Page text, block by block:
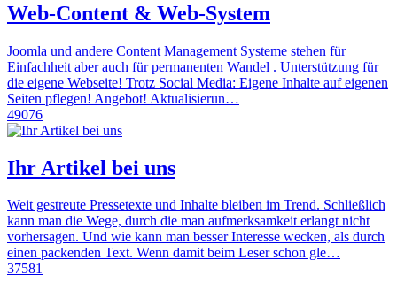
Web-Content & Web-System
Joomla und andere Content Management Systeme stehen für
Einfachheit aber auch für permanenten Wandel . Unterstützung für
die eigene Webseite! Trotz Social Media: Eigene Inhalte auf eigenen
Seiten pflegen! Angebot! Aktualisierun…
49076
Ihr Artikel bei uns
Weit gestreute Pressetexte und Inhalte bleiben im Trend. Schließlich
kann man die Wege, durch die man aufmerksamkeit erlangt nicht
vorhersagen. Und wie kann man besser Interesse wecken, als durch
einen packenden Text. Wenn damit beim Leser schon gle…
37581